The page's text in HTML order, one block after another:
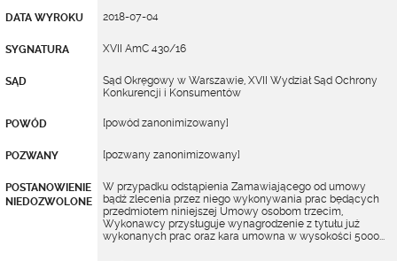
DATA WYROKU 2018-07-04
SYGNATURA XVII AmC 430/16
SĄD
Sąd Okręgowy w Warszawie, XVII Wydział Sąd Ochrony
Konkurencji i Konsumentów
POWÓD [powód zanonimizowany]
POZWANY [pozwany zanonimizowany]
POSTANOWIENIE
NIEDOZWOLONE
W przypadku odstąpienia Zamawiającego od umowy
bądź zlecenia przez niego wykonywania prac będących
przedmiotem niniejszej Umowy osobom trzecim,
Wykonawcy przysługuje wynagrodzenie z tytułu już
wykonanych prac oraz kara umowna w wysokości 5000...